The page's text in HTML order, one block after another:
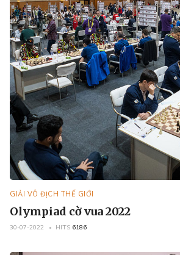
GIẢI VÔ ĐỊCH THẾ GIỚI
Olympiad cờ vua 2022
30-07-2022 HITS 6186